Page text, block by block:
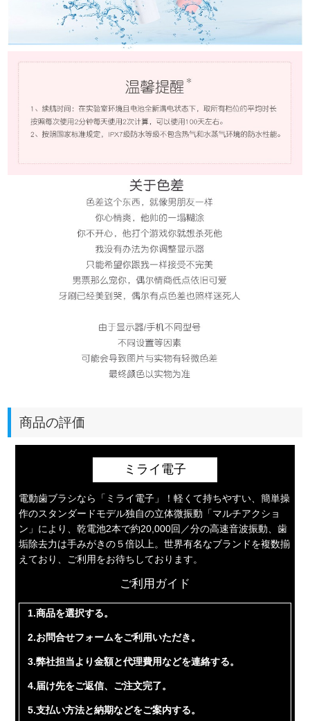
商品の評価
ミライ電子
電動歯ブラシなら「ミライ電子」！軽くて持ちやすい、簡単操
作のスタンダードモデル独自の立体微振動「マルチアクショ
ン」により、乾電池2本で約20,000回／分の高速音波振動、歯
垢除去力は手みがきの５倍以上。世界有名なブランドを複数揃
えており、ご利用をお待ちしております。
ご利用ガイド
1.商品を選択する。
2.お問合せフォームをご利用いただき。
3.弊社担当より金額と代理費用などを連絡する。
4.届け先をご返信、ご注文完了。
5.支払い方法と納期などをご案内する。